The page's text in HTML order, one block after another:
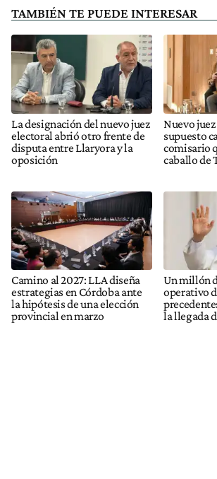
TAMBIÉN TE PUEDE INTERESAR
La designación del nuevo juez
electoral abrió otro frente de
disputa entre Llaryora y la
oposición
Nuevo
supuesto
comisario
caballo de
Camino al 2027: LLA diseña
estrategias en Córdoba ante
la hipótesis de una elección
provincial en marzo
Un millón
operativo
la llegada